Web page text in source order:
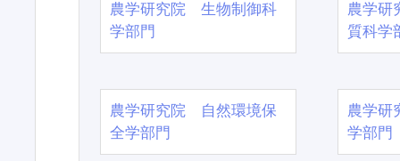
農学研究院 生物制御科
学部門
農学
質科学
農学研究院 自然環境保
全学部門
農学
学部門